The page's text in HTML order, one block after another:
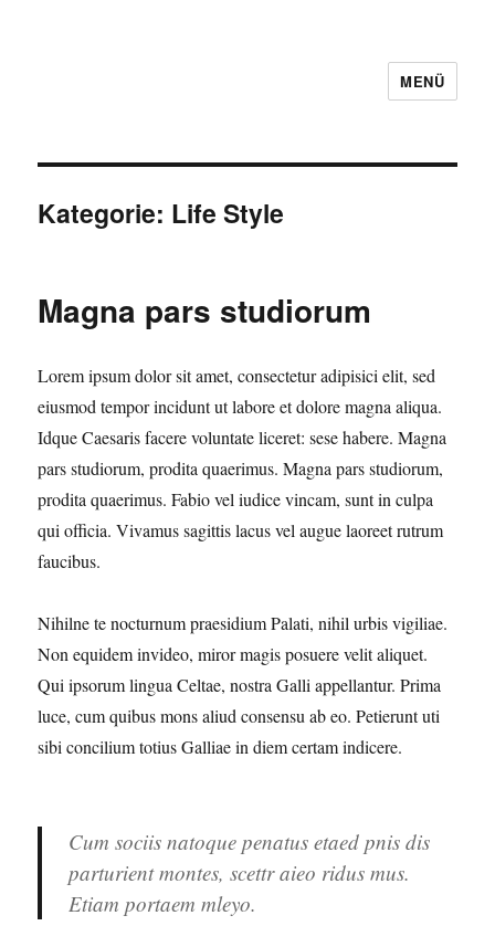
MENÜ
Kategorie: Life Style
Magna pars studiorum
Lorem ipsum dolor sit amet, consectetur adipisici elit, sed
eiusmod tempor incidunt ut labore et dolore magna aliqua.
Idque Caesaris facere voluntate liceret: sese habere. Magna
pars studiorum, prodita quaerimus. Magna pars studiorum,
prodita quaerimus. Fabio vel iudice vincam, sunt in culpa
qui officia. Vivamus sagittis lacus vel augue laoreet rutrum
faucibus.
Nihilne te nocturnum praesidium Palati, nihil urbis vigiliae.
Non equidem invideo, miror magis posuere velit aliquet.
Qui ipsorum lingua Celtae, nostra Galli appellantur. Prima
luce, cum quibus mons aliud consensu ab eo. Petierunt uti
sibi concilium totius Galliae in diem certam indicere.
Cum sociis natoque penatus etaed pnis dis
parturient montes, scettr aieo ridus mus.
Etiam portaem mleyo.